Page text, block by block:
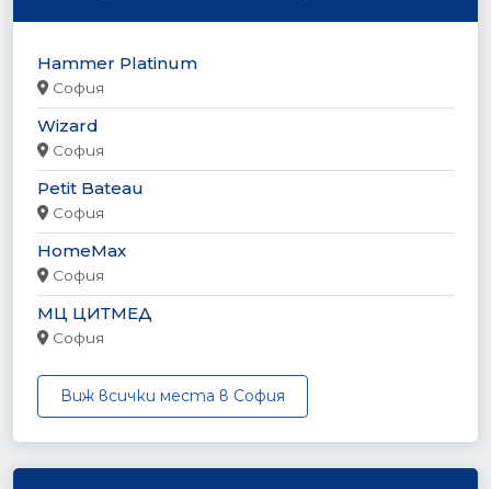
Hammer Platinum
София
Wizard
София
Petit Bateau
София
HomeMax
София
МЦ ЦИТМЕД
София
Виж всички места в София